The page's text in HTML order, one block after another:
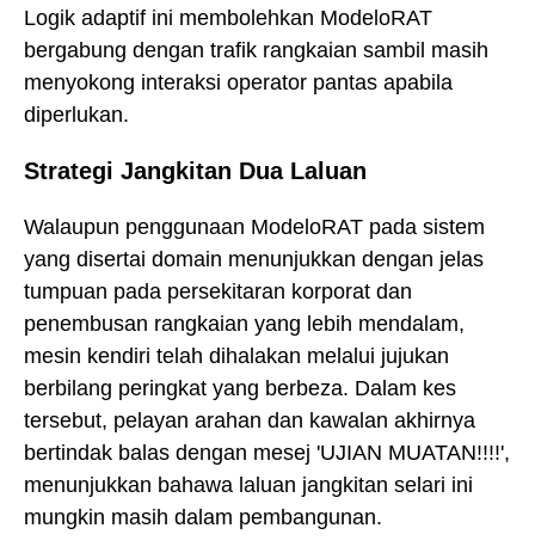
Logik adaptif ini membolehkan ModeloRAT
bergabung dengan trafik rangkaian sambil masih
menyokong interaksi operator pantas apabila
diperlukan.
Strategi Jangkitan Dua Laluan
Walaupun penggunaan ModeloRAT pada sistem
yang disertai domain menunjukkan dengan jelas
tumpuan pada persekitaran korporat dan
penembusan rangkaian yang lebih mendalam,
mesin kendiri telah dihalakan melalui jujukan
berbilang peringkat yang berbeza. Dalam kes
tersebut, pelayan arahan dan kawalan akhirnya
bertindak balas dengan mesej 'UJIAN MUATAN!!!!',
menunjukkan bahawa laluan jangkitan selari ini
mungkin masih dalam pembangunan.